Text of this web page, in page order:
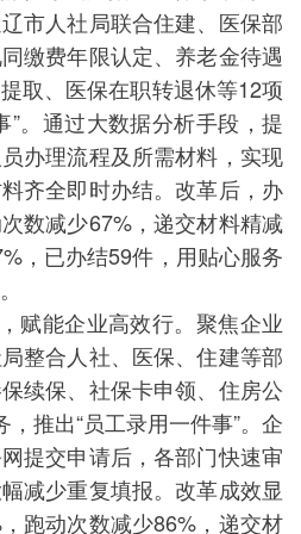
市人社局联合住建、医保部
缴费年限认定、养老金待遇
取、医保在职转退休等12项
”。通过大数据分析手段，提
办理流程及所需材料，实现
齐全即时办结。改革后，办
数减少67%，递交材料精减
，已办结59件，用贴心服务
能企业高效行。聚焦企业
整合人社、医保、住建等部
续保、社保卡申领、住房公
推出“员工录用一件事”。企
提交申请后，各部门快速审
减少重复填报。改革成效显
跑动次数减少86%，递交材